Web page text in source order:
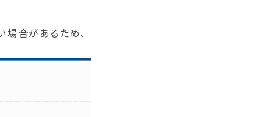
合があるため、